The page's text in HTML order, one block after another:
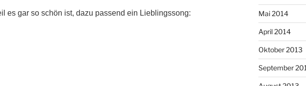
es gar so schön ist, dazu passend ein Lieblingssong: Mai 2014
April 2014
Oktober 2013
September